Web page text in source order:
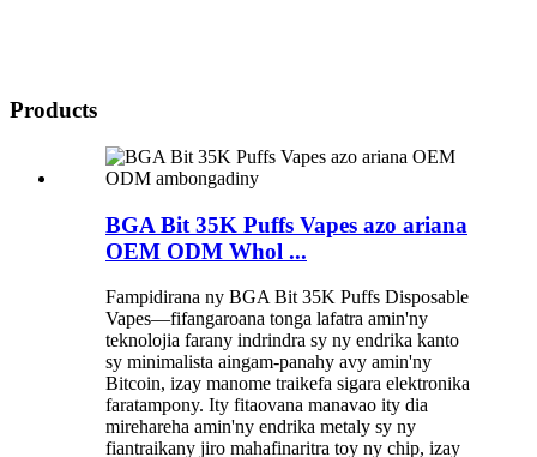
Products
BGA Bit 35K Puffs Vapes azo ariana
OEM ODM Whol ...
Fampidirana ny BGA Bit 35K Puffs Disposable
Vapes—fifangaroana tonga lafatra amin'ny
teknolojia farany indrindra sy ny endrika kanto
sy minimalista aingam-panahy avy amin'ny
Bitcoin, izay manome traikefa sigara elektronika
faratampony. Ity fitaovana manavao ity dia
mirehareha amin'ny endrika metaly sy ny
fiantraikany jiro mahafinaritra toy ny chip, izay